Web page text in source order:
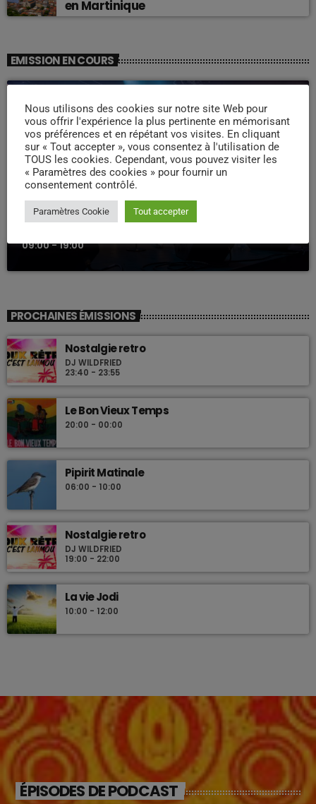
en Martinique
EMISSION EN COURS
WEEK -END COMPAS
Week end Compas Familly
09:00 - 19:00
PROCHAINES ÉMISSIONS
Nostalgie retro
DJ WILDFRIED
23:40 - 23:55
Le Bon Vieux Temps
20:00 - 00:00
Pipirit Matinale
06:00 - 10:00
Nostalgie retro
DJ WILDFRIED
19:00 - 22:00
La vie Jodi
10:00 - 12:00
ÉPISODES DE PODCAST
Nous utilisons des cookies sur notre site Web pour
vous offrir l'expérience la plus pertinente en mémorisant
vos préférences et en répétant vos visites. En cliquant
sur « Tout accepter », vous consentez à l'utilisation de
TOUS les cookies. Cependant, vous pouvez visiter les
« Paramètres des cookies » pour fournir un
consentement contrôlé.
Paramètres Cookie Tout accepter